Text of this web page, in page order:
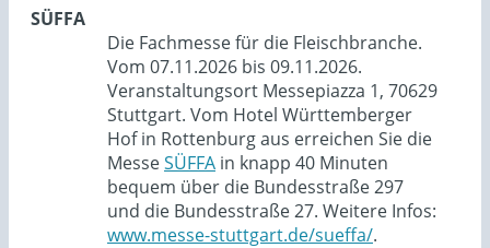
SÜFFA
Die Fachmesse für die Fleischbranche.
Vom 07.11.2026 bis 09.11.2026.
Veranstaltungsort Messepiazza 1, 70629
Stuttgart. Vom Hotel Württemberger
Hof in Rottenburg aus erreichen Sie die
MesseSÜFFA in knapp 40 Minuten
bequem über die Bundesstraße 297
und die Bundesstraße 27. Weitere Infos:
www.messe-stuttgart.de/sueffa/.